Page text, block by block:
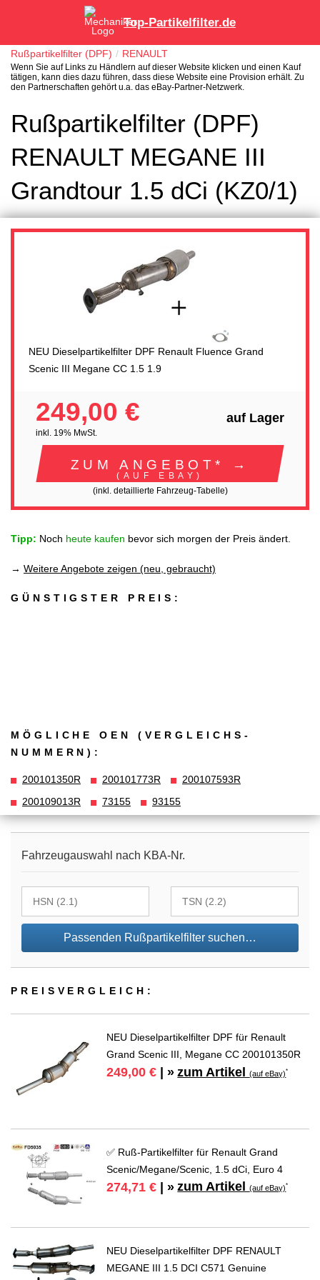
Top-Partikelfilter.de
Rußpartikelfilter (DPF) RENAULT
Wenn Sie auf Links zu Händlern auf dieser Website klicken und einen Kauf
tätigen, kann dies dazu führen, dass diese Website eine Provision erhält. Zu
den Partnerschaften gehört u.a. das eBay-Partner-Netzwerk.
Rußpartikelfilter (DPF)
RENAULT MEGANE III
Grandtour 1.5 dCi (KZ0/1)
NEU Dieselpartikelfilter DPF Renault Fluence Grand
Scenic III Megane CC 1.5 1.9
249,00 €
inkl. 19% MwSt.
auf Lager
ZUM ANGEBOT* →
(AUF EBAY)
(inkl. detaillierte Fahrzeug-Tabelle)
Tipp: Noch heute kaufen bevor sich morgen der Preis ändert.
→ Weitere Angebote zeigen (neu, gebraucht)
GÜNSTIGSTER PREIS:
MÖGLICHE OEN (VERGLEICHS­
NUMMERN):
200101350R 200101773R
200107593R
200109013R
73155 93155
Fahrzeugauswahl nach KBA-Nr.
Passenden Rußpartikelfilter suchen…
PREIS­VER­GLEICH:
NEU Dieselpartikelfilter DPF für Renault
Grand Scenic III, Megane CC 200101350R
249,00 € | » zum Artikel(auf eBay)*
✅ Ruß-Partikelfilter für Renault Grand
Scenic/Megane/Scenic, 1.5 dCi, Euro 4
274,71 € | » zum Artikel(auf eBay)*
NEU Dieselpartikelfilter DPF RENAULT
MEGANE III 1.5 DCI C571 Genuine